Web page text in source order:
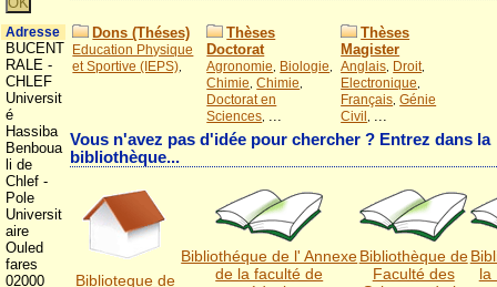
Dons (Théses)
Education Physique
et Sportive (IEPS)
Thèses
Doctorat
Agronomie Biologie
Chimie Chimie
Doctorat en
Sciences
Thèses
Magister
Anglais Droit
Electronique
Français Génie
Civil
Vous n'avez pas d'idée pour chercher ? Entrez dans la
bibliothèque...
Biblioteque de
Bibliothéque de l' Annexe
de la faculté de
Bibliothèque de
Faculté des
la
Adresse
BUCENT
RALE -
CHLEF
Universit
é
Hassiba
Benboua
li de
Chlef -
Pole
Universit
aire
Ouled
fares
02000